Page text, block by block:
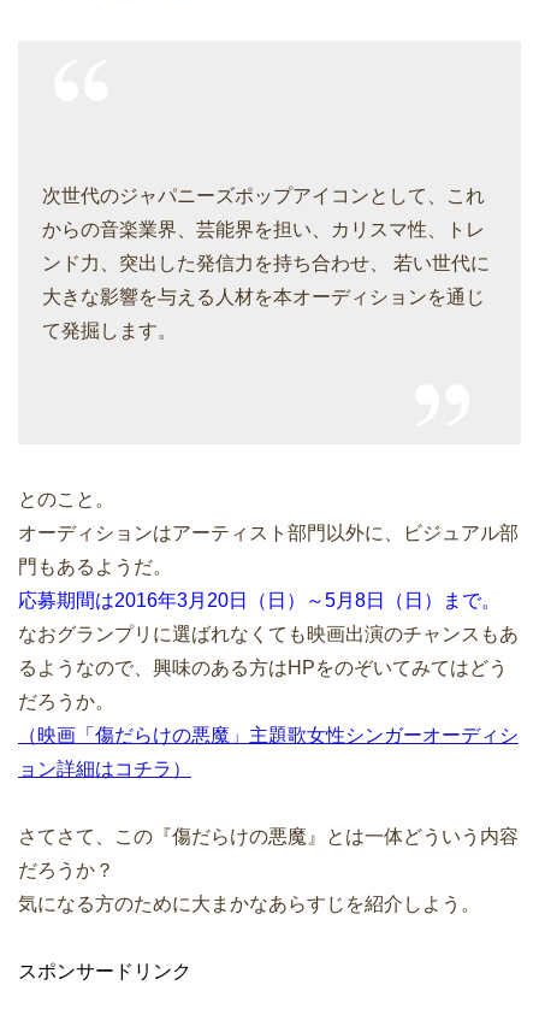
次世代のジャパニーズポップアイコンとして、これ
からの音楽業界、芸能界を担い、カリスマ性、トレ
ンド力、突出した発信力を持ち合わせ、 若い世代に
大きな影響を与える人材を本オーディションを通じ
て発掘します。
とのこと。
オーディションはアーティスト部門以外に、ビジュアル部
門もあるようだ。
応募期間は2016年3月20日（日）～5月8日（日）まで。
なおグランプリに選ばれなくても映画出演のチャンスもあ
るようなので、興味のある方はHPをのぞいてみてはどう
だろうか。
（映画「傷だらけの悪魔」主題歌女性シンガーオーディシ
ョン詳細はコチラ）
さてさて、この『傷だらけの悪魔』とは一体どういう内容
だろうか？
気になる方のために大まかなあらすじを紹介しよう。
スポンサードリンク